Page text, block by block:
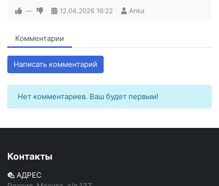
— 12.04.2026 16:22 Anka
Комментарии
Написать комментарий
Нет комментариев. Ваш будет первым!
Контакты
АДРЕС